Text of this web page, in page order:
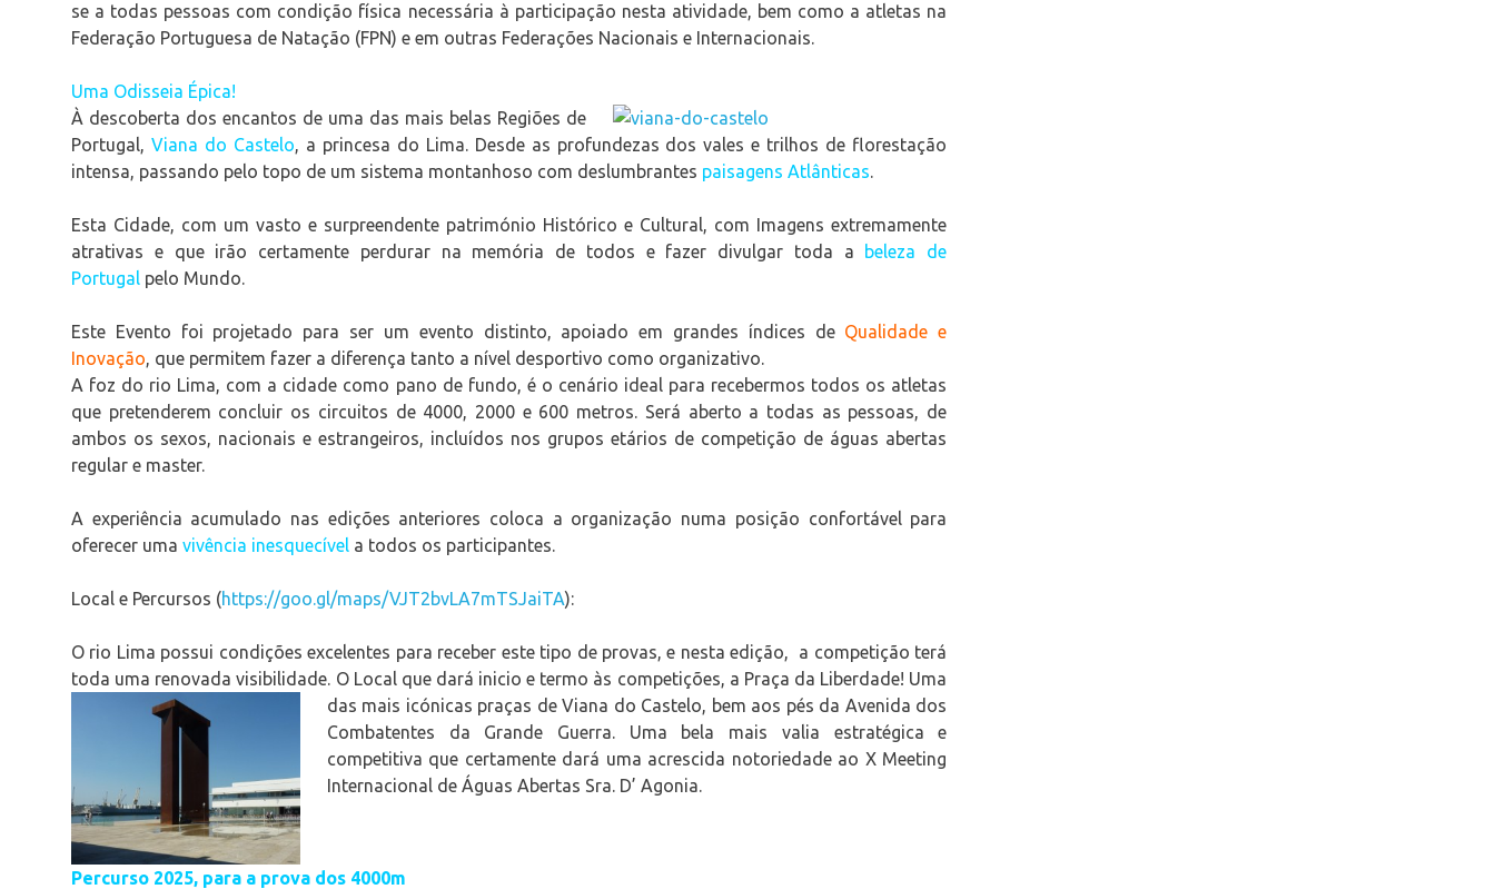
se a todas pessoas com condição física necessária à participação nesta atividade, bem como a atletas na
Federação Portuguesa de Natação (FPN) e em outras Federações Nacionais e Internacionais.
Uma Odisseia Épica!
À descoberta dos encantos de uma das mais belas Regiões de
Portugal, Viana do Castelo, a princesa do Lima. Desde as profundezas dos vales e trilhos de florestação
intensa, passando pelo topo de um sistema montanhoso com deslumbrantes paisagens Atlânticas.
Esta Cidade, com um vasto e surpreendente património Histórico e Cultural, com Imagens extremamente
atrativas e que irão certamente perdurar na memória de todos e fazer divulgar toda a beleza de
Portugal pelo Mundo.
Este Evento foi projetado para ser um evento distinto, apoiado em grandes índices de Qualidade e
Inovação, que permitem fazer a diferença tanto a nível desportivo como organizativo.
A foz do rio Lima, com a cidade como pano de fundo, é o cenário ideal para recebermos todos os atletas
que pretenderem concluir os circuitos de 4000, 2000 e 600 metros. Será aberto a todas as pessoas, de
ambos os sexos, nacionais e estrangeiros, incluídos nos grupos etários de competição de águas abertas
regular e master.
A experiência acumulado nas edições anteriores coloca a organização numa posição confortável para
oferecer uma vivência inesquecível a todos os participantes.
Local e Percursos (https://goo.gl/maps/VJT2bvLA7mTSJaiTA):
O rio Lima possui condições excelentes para receber este tipo de provas, e nesta edição, a competição terá
toda uma renovada visibilidade. O Local que dará inicio e termo às competições, a Praça da Liberdade! Uma
das mais icónicas praças de Viana do Castelo, bem aos pés da Avenida dos
Combatentes da Grande Guerra. Uma bela mais valia estratégica e
competitiva que certamente dará uma acrescida notoriedade ao X Meeting
Internacional de Águas Abertas Sra. D’ Agonia.
Percurso 2025, para a prova dos 4000m